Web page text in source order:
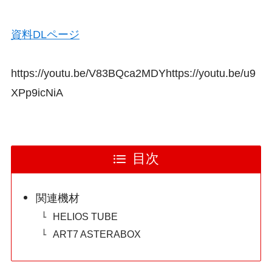
資料DLページ
https://youtu.be/V83BQca2MDYhttps://youtu.be/u9
XPp9icNiA
目次
関連機材
HELIOS TUBE
ART7 ASTERABOX